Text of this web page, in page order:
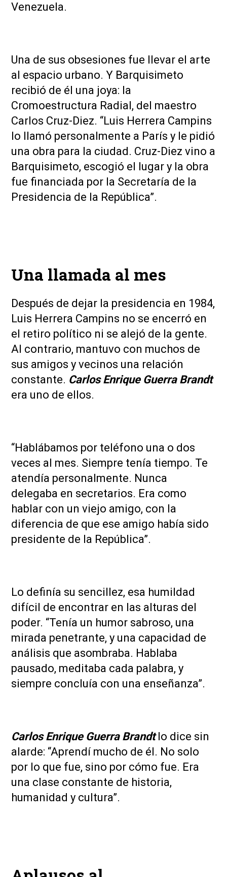
Venezuela.
Una de sus obsesiones fue llevar el arte
al espacio urbano. Y Barquisimeto
recibió de él una joya: la
Cromoestructura Radial, del maestro
Carlos Cruz-Diez. “Luis Herrera Campins
lo llamó personalmente a París y le pidió
una obra para la ciudad. Cruz-Diez vino a
Barquisimeto, escogió el lugar y la obra
fue financiada por la Secretaría de la
Presidencia de la República”.
Una llamada al mes
Después de dejar la presidencia en 1984,
Luis Herrera Campins no se encerró en
el retiro político ni se alejó de la gente.
Al contrario, mantuvo con muchos de
sus amigos y vecinos una relación
constante. Carlos Enrique Guerra Brandt
era uno de ellos.
“Hablábamos por teléfono una o dos
veces al mes. Siempre tenía tiempo. Te
atendía personalmente. Nunca
delegaba en secretarios. Era como
hablar con un viejo amigo, con la
diferencia de que ese amigo había sido
presidente de la República”.
Lo definía su sencillez, esa humildad
difícil de encontrar en las alturas del
poder. “Tenía un humor sabroso, una
mirada penetrante, y una capacidad de
análisis que asombraba. Hablaba
pausado, meditaba cada palabra, y
siempre concluía con una enseñanza”.
Carlos Enrique Guerra Brandtlo dice sin
alarde: “Aprendí mucho de él. No solo
por lo que fue, sino por cómo fue. Era
una clase constante de historia,
humanidad y cultura”.